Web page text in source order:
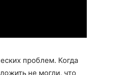
проблем. Когда
не могли, что